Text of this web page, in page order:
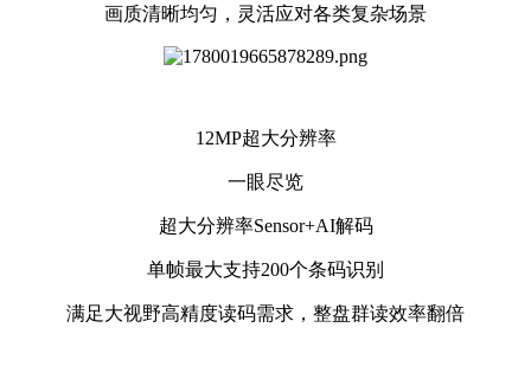
画质清晰均匀，灵活应对各类复杂场景
12MP超大分辨率
一眼尽览
超大分辨率Sensor+AI解码
单帧最大支持200个条码识别
满足大视野高精度读码需求，整盘群读效率翻倍